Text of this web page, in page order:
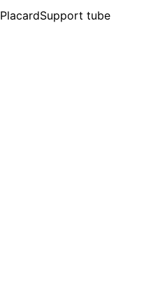
PlacardSupport tube